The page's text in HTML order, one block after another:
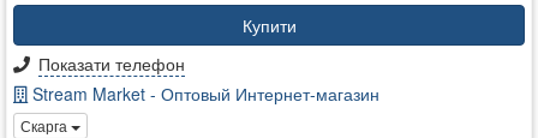
Купити
Показати телефон
Stream Market - Оптовый Интернет-магазин
Скарга